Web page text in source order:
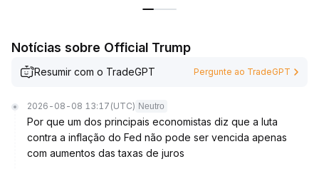
Recomenda-se que investidores mais conservadores
Caso o suporte seja rompido, sugerimos reduzir
posições e aguardar por sinais regulatórios mais claros
Notícias sobre Official Trump
Resumir com o TradeGPT Pergunte ao TradeGPT
2026-08-08 13:17 (UTC) Neutro
Por que um dos principais economistas diz que a luta
contra a inflação do Fed não pode ser vencida apenas
com aumentos das taxas de juros